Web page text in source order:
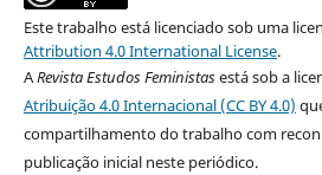
Este trabalho está licenciado sob uma
Attribution 4.0 International License.
ARevista Estudos Feministasestá sob a
Atribuição 4.0 Internacional (CC BY 4.0)
compartilhamento do trabalho com
publicação inicial neste periódico.